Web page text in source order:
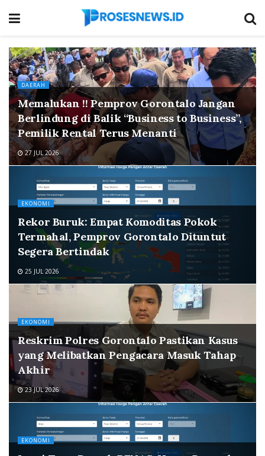
DAERAH
Memalukan !! Pemprov Gorontalo Jangan
Berlindung di Balik “Business to Business”,
Pemilik Rental Terus Menanti
27 JUL 2026
EKONOMI
Rekor Buruk: Empat Komoditas Pokok
Termahal, Pemprov Gorontalo Dituntut
Segera Bertindak
25 JUL 2026
EKONOMI
Reskrim Polres Gorontalo Pastikan Kasus
yang Melibatkan Pengacara Masuk Tahap
Akhir
23 JUL 2026
EKONOMI